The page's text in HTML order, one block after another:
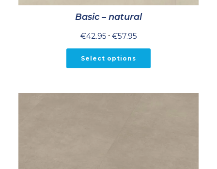
Basic – natural
€42.95 - €57.95Prijsklasse:
tot
Select options